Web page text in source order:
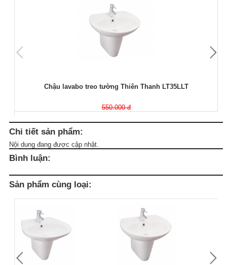
Chậu lavabo treo tường Thiên Thanh LT35LLT
550.000 đ
Chi tiết sản phẩm:
Nội dung đang được cập nhật.
Bình luận:
Sản phẩm cùng loại: